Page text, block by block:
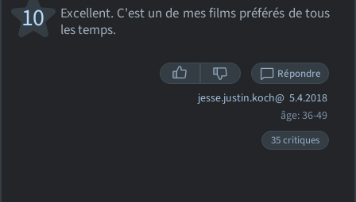
Excellent. C'est un de mes films préférés de tous
les temps.
10
Répondre
jesse.justin.koch@ 5.4.2018
âge: 36-49
35 critiques